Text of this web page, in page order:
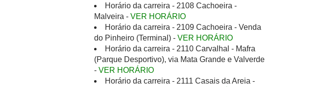
Horário da carreira - 2108 Cachoeira -
Malveira - VER HORÁRIO
Horário da carreira - 2109 Cachoeira - Venda
do Pinheiro (Terminal) - VER HORÁRIO
Horário da carreira - 2110 Carvalhal - Mafra
(Parque Desportivo), via Mata Grande e Valverde
- VER HORÁRIO
Horário da carreira - 2111 Casais da Areia -